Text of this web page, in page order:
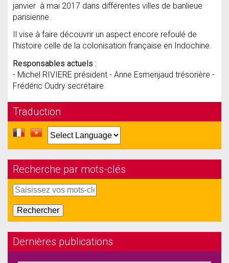
janvier à mai 2017 dans différentes villes de banlieue
parisienne.
Il vise à faire découvrir un aspect encore refoulé de
l'histoire celle de la colonisation française en Indochine.
Responsables actuels :
- Michel RIVIERE président - Anne Esmenjaud trésorière -
Frédéric Oudry secrétaire
Traduction
Recherche par mots-clés
Dernières publications